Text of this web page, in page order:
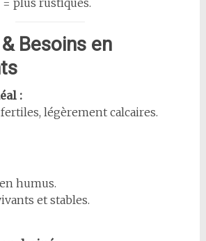
Besoins en
:
légèrement calcaires.
humus.
et stables.